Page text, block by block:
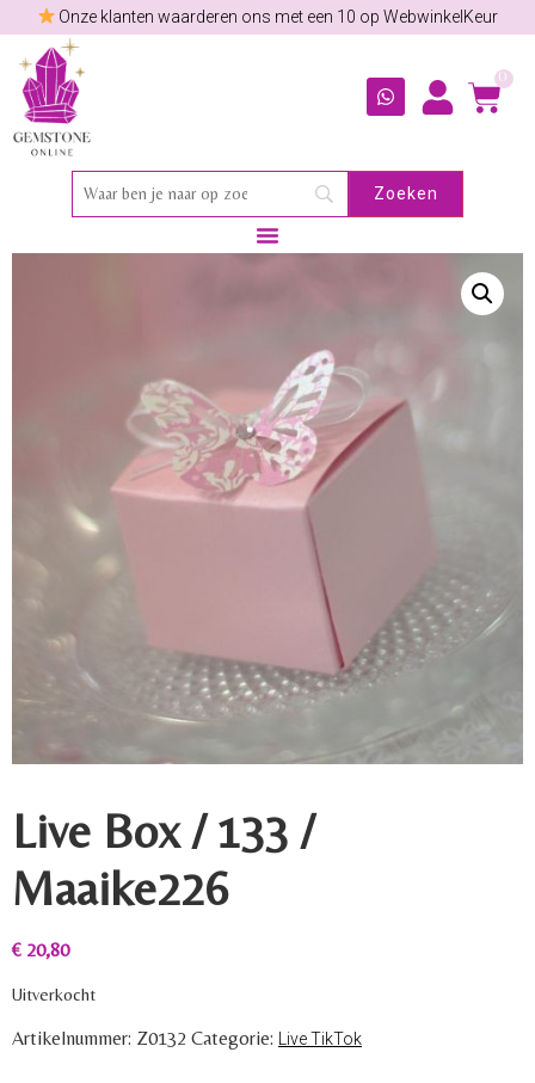
Onze klanten waarderen ons met een 10 op WebwinkelKeur
0
Live Box / 133 /
Maaike226
€ 20,80
Uitverkocht
Artikelnummer: Z0132 Categorie: Live TikTok